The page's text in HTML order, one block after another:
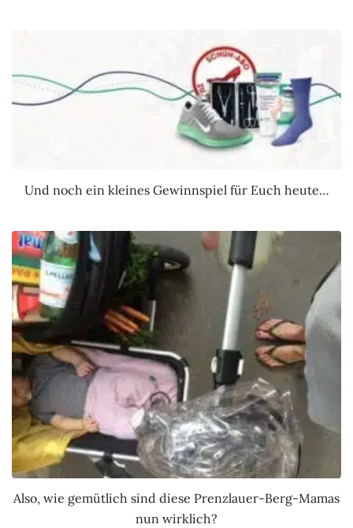
Und noch ein kleines Gewinnspiel für Euch heute…
Also, wie gemütlich sind diese Prenzlauer-Berg-Mamas
nun wirklich?